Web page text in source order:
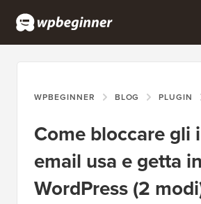
WPBEGINNER BLOG PLUGIN
Come bloccare gli
email usa e getta in
WordPress (2